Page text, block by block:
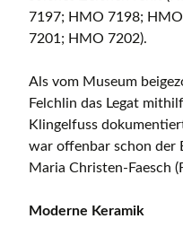
7197; HMO 7198;
7201; HMO 7202).
Als vom Museum
Felchlin das Legat
Klingelfuss
war offenbar schon der
Maria Christen-Faesch
Moderne Keramik